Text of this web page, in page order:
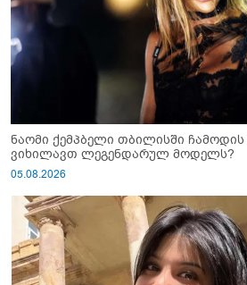
ნაომი ქემპბელი თბილისში
ვიხილავთ ლეგენდარულ მოდელს?
05.08.2026